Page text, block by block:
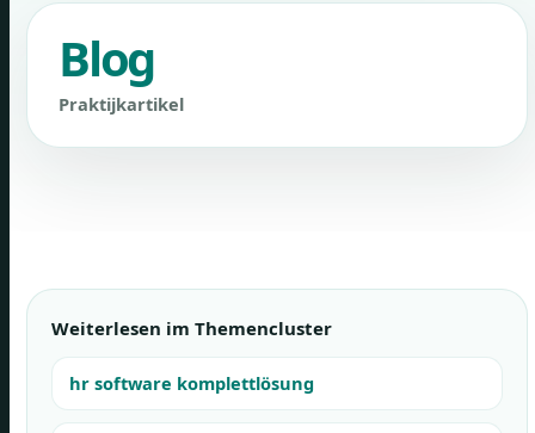
Blog
Praktijkartikel
Weiterlesen im Themencluster
hr software komplettlösung